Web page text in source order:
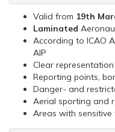
Valid from 19th
Laminated
According to ICAO
AIP
Clear
Reporting points,
Danger- and
Aerial sporting and
Areas with sensitive